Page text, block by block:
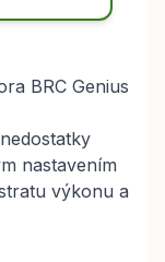
BRC Genius
nastavením
výkonu a